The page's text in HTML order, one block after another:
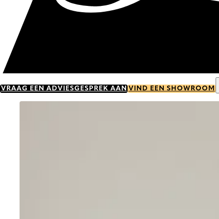
VRAAG EEN ADVIESGESPREK AAN VIND EEN SHOWROOM
Go to item 0